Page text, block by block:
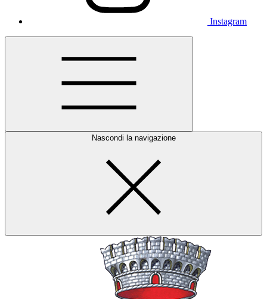
Instagram
Nascondi la navigazione